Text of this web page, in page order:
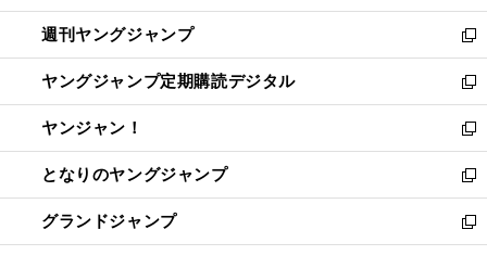
開
く
ウ
で
開
く
ン
ド
ウ
で
開
く
ウ
ィ
ン
ド
ウ
で
開
く
週刊ヤングジャンプ
新
し
い
ウ
ィ
ン
ド
ウ
で
開
ヤングジャンプ定期購読デジタル
新
し
い
ウ
ィ
ン
ド
ウ
ヤンジャン！
新
し
い
ウ
ィ
ン
となりのヤングジャンプ
新
し
い
ウ
グランドジャンプ
新
し